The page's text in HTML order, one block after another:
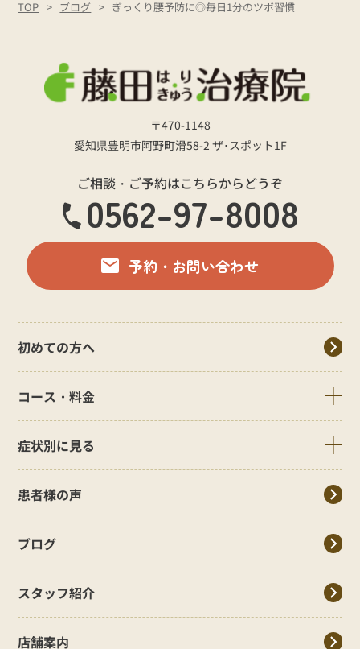
TOP ブログ ぎっくり腰予防に◎毎日1分のツボ習慣
〒470-1148
愛知県豊明市阿野町滑58-2 ザ･スポット1F
ご相談・ご予約はこちらからどうぞ
0562-97-8008
予約・お問い合わせ
初めての方へ
コース・料金
症状別に見る
患者様の声
ブログ
スタッフ紹介
店舗案内